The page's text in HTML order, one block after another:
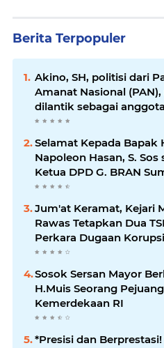
Berita Terpopuler
Akino, SH, politisi dari
Amanat Nasional
dilantik sebagai
Selamat Kepada Bapak
Napoleon Hasan, S. Sos
Ketua DPD
Jum'at Keramat, Kejari
Rawas Tetapkan Dua
Perkara Dugaan
Peremajaan PSR
Sosok Sersan Mayor Berlian
H.Muis Seorang Pejuang
Kemerdekaan RI
*Presisi dan Berprestasi!